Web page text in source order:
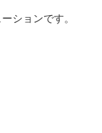
ションです。